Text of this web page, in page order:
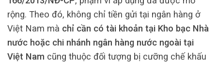
rộng. Theo đó, không chỉ tiền gửi tại ngân hàng ở
Việt Nam mà chỉ cần có tài khoản tại Kho bạc Nhà
nước hoặc chi nhánh ngân hàng nước ngoài tại
Việt Nam cũng thuộc đối tượng bị cưỡng chế khấu